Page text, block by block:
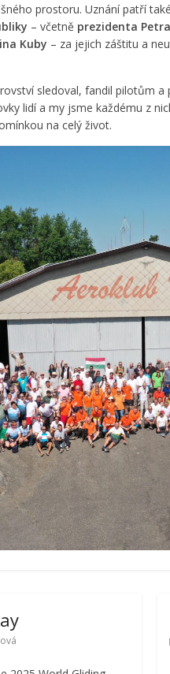
prostoru. Uznání patří také
– včetně prezidenta
Kuby – za jejich záštitu a
sledoval, fandil pilotům a
lidí a my jsme každému z
na celý život.